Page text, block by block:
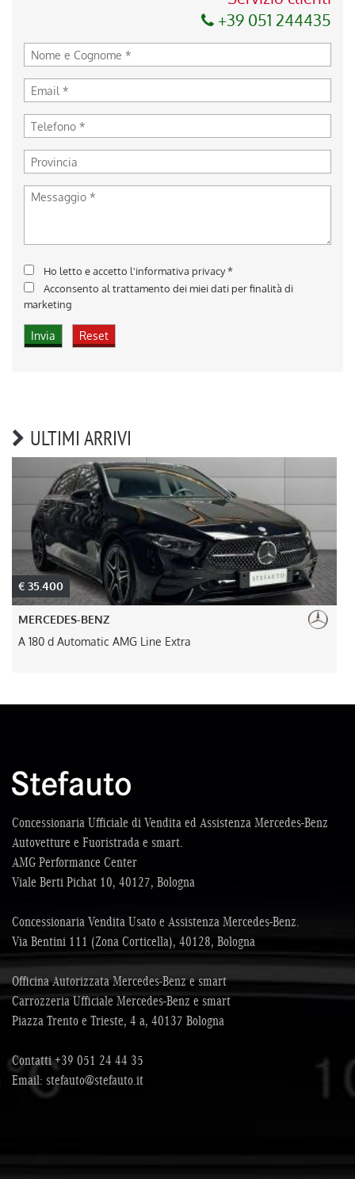
+39 051 244435
Ho letto e accetto l'informativa privacy*
Acconsento al trattamento dei miei dati per finalità di
marketing
ULTIMI ARRIVI
€ 35.400
MERCEDES-BENZ
A 180 d Automatic AMG Line Extra
Concessionaria Ufficiale di Vendita ed Assistenza Mercedes-Benz
Autovetture e Fuoristrada e smart.
AMG Performance Center
Viale Berti Pichat 10, 40127, Bologna
Concessionaria Vendita Usato e Assistenza Mercedes-Benz.
Via Bentini 111 (Zona Corticella), 40128, Bologna
Officina Autorizzata Mercedes-Benz e smart
Carrozzeria Ufficiale Mercedes-Benz e smart
Piazza Trento e Trieste, 4 a, 40137 Bologna
Contatti+39 051 24 44 35
Email: stefauto@stefauto.it